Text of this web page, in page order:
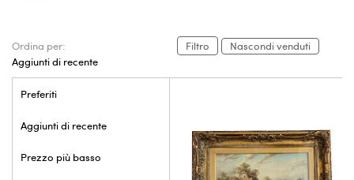
Ordina per:
Aggiunti di recente
Preferiti
Aggiunti di recente
Prezzo più basso
Filtro Nascondi venduti